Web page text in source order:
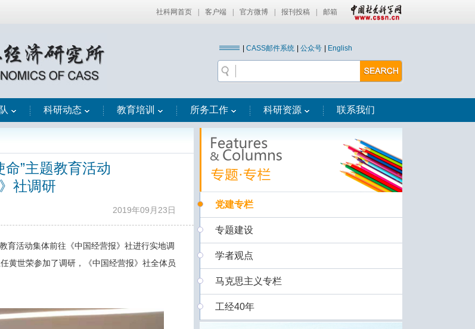
社科网首页 客户端 官方微博 报刊投稿 邮箱
CASS邮件系统 公众号 English
科研动态 教育培训 所务工作 科研资源 联系我们
”主题教育活动
社调研
2019年09月23日
育活动集体前往《中国经营报》社进行实地调
黄世荣参加了调研，《中国经营报》社全体员
党建专栏
专题建设
学者观点
马克思主义专栏
工经40年